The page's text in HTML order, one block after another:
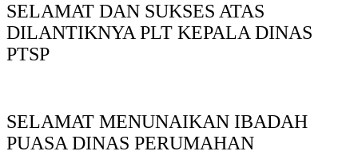
SELAMAT DAN SUKSES ATAS
DILANTIKNYA PLT KEPALA DINAS
PTSP
SELAMAT MENUNAIKAN IBADAH
PUASA DINAS PERUMAHAN